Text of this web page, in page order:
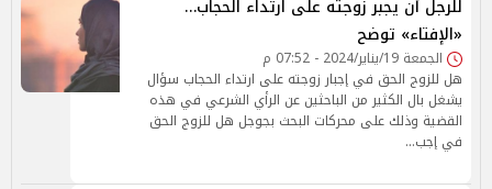
للرجل أن يجبر زوجته على ارتداء الحجاب…
«الإفتاء» توضح
الجمعة 19/يناير/2024 - 07:52 م
هل للزوج الحق في إجبار زوجته على ارتداء الحجاب سؤال
يشغل بال الكثير من الباحثين عن الرأي الشرعي في هذه
القضية وذلك على محركات البحث بجوجل هل للزوج الحق
في إجب…